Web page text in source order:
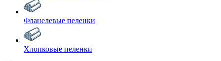
Фланелевые пеленки
Хлопковые пеленки